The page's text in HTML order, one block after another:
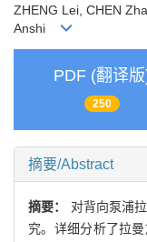
ZHENG Lei, CHEN
Anshi
PDF (翻译
250
摘要/Abstract
摘要： 对背向泵浦
究。详细分析了拉